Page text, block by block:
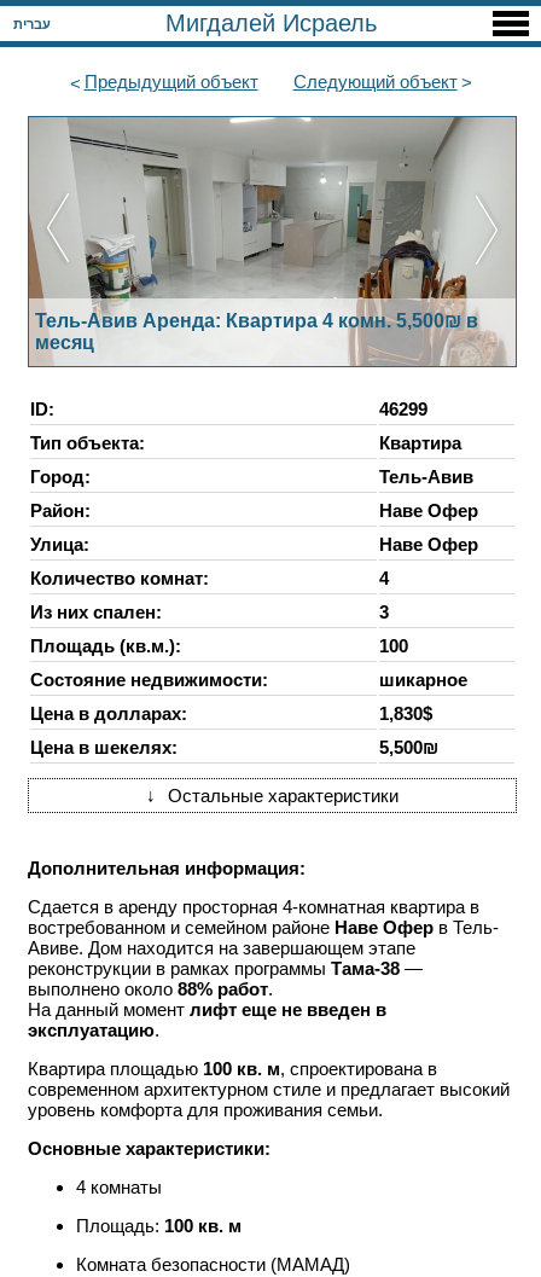
עברית Мигдалей Исраель
Предыдущийобъект Следующийобъект
Тель-Авив Аренда: Квартира 4 комн. 5,500₪ в
месяц
ID:
46299
Тип объекта:
Квартира
Город:
Тель-Авив
Район:
Наве Офер
Улица:
Наве Офер
Количество комнат:
4
Из них спален:
3
Площадь (кв.м.):
100
Состояние недвижимости:
шикарное
Цена в долларах:
1,830$
Цена в шекелях:
5,500₪
↓ Остальные характеристики
Дополнительная информация:
Сдается в аренду просторная 4-комнатная квартира в
востребованном и семейном районе Наве Офер в Тель-
Авиве. Дом находится на завершающем этапе
реконструкции в рамках программы Тама-38 —
выполнено около 88% работ.
На данный момент лифт еще не введен в
эксплуатацию.
Квартира площадью 100 кв. м, спроектирована в
современном архитектурном стиле и предлагает высокий
уровень комфорта для проживания семьи.
Основные характеристики:
4 комнаты
Площадь: 100 кв. м
Комната безопасности (МАМАД)